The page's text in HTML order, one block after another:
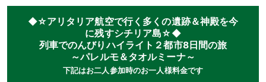
◆☆アリタリア航空で行く多くの遺跡＆神殿を今
に残すシチリア島☆◆
列車でのんびりハイライト２都市8日間の旅
～パレルモ＆タオルミーナ～
下記はお二人参加時のお一人様料金です